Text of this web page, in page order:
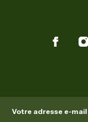
Votre adresse e-mail